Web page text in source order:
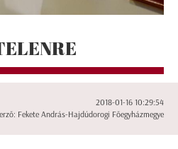
2018-01-16 10:29:54
Fekete András-Hajdúdorogi Főegyházmegye